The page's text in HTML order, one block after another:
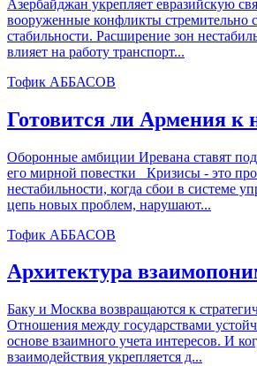
Азербайджан укрепляет евразийскую
вооруженные конфликты стремительно
стабильности. Расширение зон
влияет на работу транспорт...
Тофик АББАСОВ
Готовится ли Армения к
Оборонные амбиции Иревана ставят
его мирной повестки Кризисы - это
нестабильности, когда сбои в системе
цепь новых проблем, нарушают...
Тофик АББАСОВ
Архитектура
Баку и Москва возвращаются к
Отношения между государствами
основе взаимного учета интересов. И
взаимодействия укрепляется д...